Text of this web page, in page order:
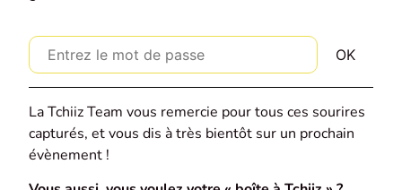
La Tchiiz Team vous remercie pour tous ces sourires
capturés, et vous dis à très bientôt sur un prochain
évènement !